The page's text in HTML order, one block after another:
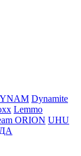
Dynamite
Lemmo
ORION UHU